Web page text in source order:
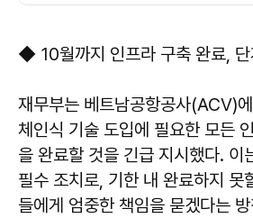
◆ 10월까지 인프라 구축 완료, 단
재무부는 베트남공항공사(ACV)
체인식 기술 도입에 필요한 모든
을 완료할 것을 긴급 지시했다. 이
필수 조치로, 기한 내 완료하지 못
들에게 엄중한 책임을 묻겠다는